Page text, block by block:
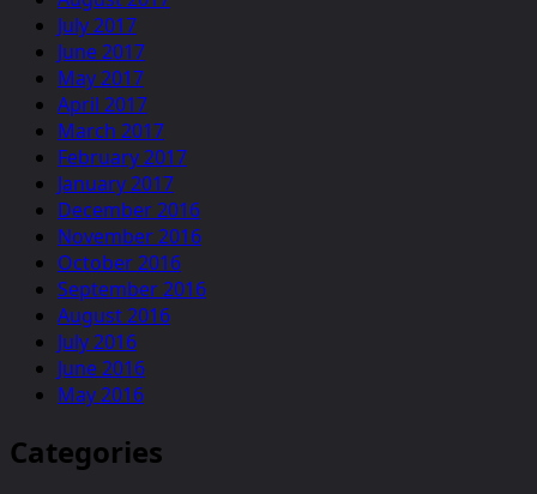
July 2017
June 2017
May 2017
April 2017
March 2017
February 2017
January 2017
December 2016
November 2016
October 2016
September 2016
August 2016
July 2016
June 2016
May 2016
Categories